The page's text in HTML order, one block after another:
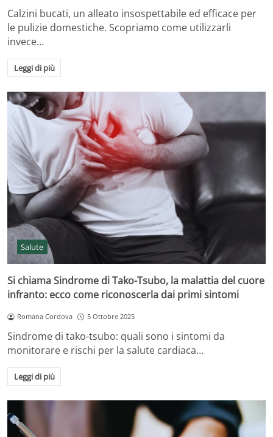
Calzini bucati, un alleato insospettabile ed efficace per
le pulizie domestiche. Scopriamo come utilizzarli
invece…
Leggi di più
Salute
Si chiama Sindrome di Tako-Tsubo, la malattia del cuore
infranto: ecco come riconoscerla dai primi sintomi
Romana Cordova 5 Ottobre 2025
Sindrome di tako-tsubo: quali sono i sintomi da
monitorare e rischi per la salute cardiaca…
Leggi di più